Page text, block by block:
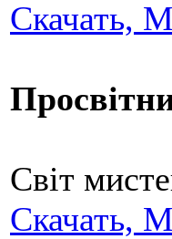
Скачать,
Світ
Скачать,